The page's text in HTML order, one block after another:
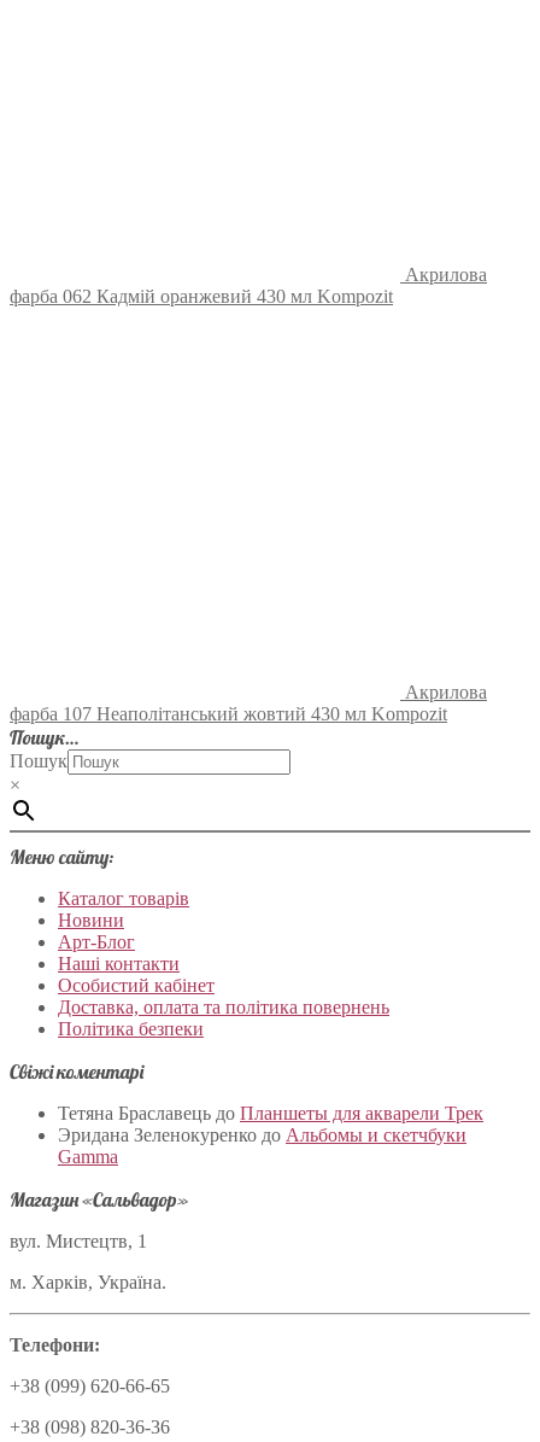
Акрилова
фарба 062 Кадмій оранжевий 430 мл Kompozit
Акрилова
фарба 107 Неаполітанський жовтий 430 мл Kompozit
Пошук…
Пошук
×
Меню сайту:
Каталог товарів
Новини
Арт-Блог
Наші контакти
Особистий кабінет
Доставка, оплата та політика повернень
Політика безпеки
Свіжі коментарі
Тетяна Браславець до Планшеты для акварели Трек
Эридана Зеленокуренко до Альбомы и скетчбуки
Gamma
Магазин «Сальвадор»
вул. Мистецтв, 1
м. Харків, Україна.
Телефони:
+38 (099) 620-66-65
+38 (098) 820-36-36